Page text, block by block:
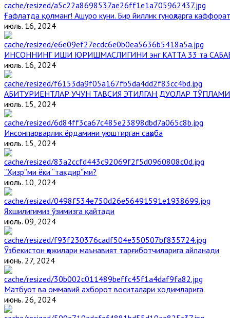
Ғафлатда қолманг! Ашуро куни. Бир йиллик гуноҳларга
июль. 16, 2024
ИНСОННИНГ ИШИ ЮРИШМАСЛИГИНИ энг КАТТА 33 та
июль. 16, 2024
АБИТУРИЕНТЛАР УЧУН ТАВСИЯ ЭТИЛГАН ДУОЛАР ТЎПЛАМИ
июль. 15, 2024
Инсонпарварлик ёрдамини уюштирган саҳоба
июль. 15, 2024
“Ҳизр”ми ёки “тақдир”ми?
июль. 10, 2024
Яхшилигимиз ўзимизга қайтади
июль. 09, 2024
Ўзбекистон ҳожилари маънавият тарғиботчиларига айланади
июнь. 27, 2024
Матбуот ва оммавий ахборот воситалари ходимларига
июнь. 26, 2024